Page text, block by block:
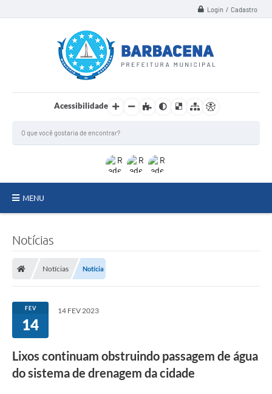
Login / Cadastro
Acessibilidade
MENU
Meio Ambiente
Ouvidoria
Serviços
Notícias
Notícias Notícia
FEV
14
14 FEV 2023
Lixos continuam obstruindo passagem de água
do sistema de drenagem da cidade